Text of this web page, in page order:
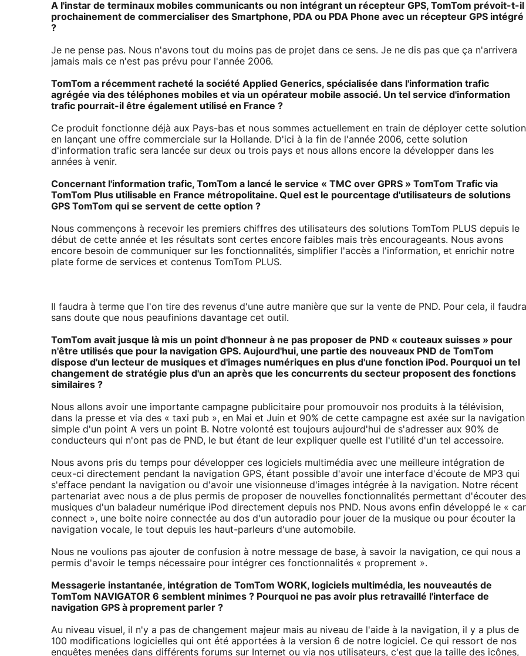
A l'instar de terminaux mobiles communicants ou non intégrant un récepteur GPS, TomTom prévoit-t-il
prochainement de commercialiser des Smartphone, PDA ou PDA Phone avec un récepteur GPS intégré
?
Je ne pense pas. Nous n'avons tout du moins pas de projet dans ce sens. Je ne dis pas que ça n'arrivera
jamais mais ce n'est pas prévu pour l'année 2006.
TomTom a récemment racheté la société Applied Generics, spécialisée dans l'information trafic
agrégée via des téléphones mobiles et via un opérateur mobile associé. Un tel service d'information
trafic pourrait-il être également utilisé en France ?
Ce produit fonctionne déjà aux Pays-bas et nous sommes actuellement en train de déployer cette solution
en lançant une offre commerciale sur la Hollande. D'ici à la fin de l'année 2006, cette solution
d'information trafic sera lancée sur deux ou trois pays et nous allons encore la développer dans les
années à venir.
Concernant l'information trafic, TomTom a lancé le service « TMC over GPRS » TomTom Trafic via
TomTom Plus utilisable en France métropolitaine. Quel est le pourcentage d'utilisateurs de solutions
GPS TomTom qui se servent de cette option ?
Nous commençons à recevoir les premiers chiffres des utilisateurs des solutions TomTom PLUS depuis le
début de cette année et les résultats sont certes encore faibles mais très encourageants. Nous avons
encore besoin de communiquer sur les fonctionnalités, simplifier l'accès a l'information, et enrichir notre
plate forme de services et contenus TomTom PLUS.
Il faudra à terme que l'on tire des revenus d'une autre manière que sur la vente de PND. Pour cela, il faudra
sans doute que nous peaufinions davantage cet outil.
TomTom avait jusque là mis un point d'honneur à ne pas proposer de PND « couteaux suisses » pour
n'être utilisés que pour la navigation GPS. Aujourd'hui, une partie des nouveaux PND de TomTom
dispose d'un lecteur de musiques et d'images numériques en plus d'une fonction iPod. Pourquoi un tel
changement de stratégie plus d'un an après que les concurrents du secteur proposent des fonctions
similaires ?
Nous allons avoir une importante campagne publicitaire pour promouvoir nos produits à la télévision,
dans la presse et via des « taxi pub », en Mai et Juin et 90% de cette campagne est axée sur la navigation
simple d'un point A vers un point B. Notre volonté est toujours aujourd'hui de s'adresser aux 90% de
conducteurs qui n'ont pas de PND, le but étant de leur expliquer quelle est l'utilité d'un tel accessoire.
Nous avons pris du temps pour développer ces logiciels multimédia avec une meilleure intégration de
ceux-ci directement pendant la navigation GPS, étant possible d'avoir une interface d'écoute de MP3 qui
s'efface pendant la navigation ou d'avoir une visionneuse d'images intégrée à la navigation. Notre récent
partenariat avec nous a de plus permis de proposer de nouvelles fonctionnalités permettant d'écouter des
musiques d'un baladeur numérique iPod directement depuis nos PND. Nous avons enfin développé le « car
connect », une boite noire connectée au dos d'un autoradio pour jouer de la musique ou pour écouter la
navigation vocale, le tout depuis les haut-parleurs d'une automobile.
Nous ne voulions pas ajouter de confusion à notre message de base, à savoir la navigation, ce qui nous a
permis d'avoir le temps nécessaire pour intégrer ces fonctionnalités « proprement ».
Messagerie instantanée, intégration de TomTom WORK, logiciels multimédia, les nouveautés de
TomTom NAVIGATOR 6 semblent minimes ? Pourquoi ne pas avoir plus retravaillé l'interface de
navigation GPS à proprement parler ?
Au niveau visuel, il n'y a pas de changement majeur mais au niveau de l'aide à la navigation, il y a plus de
100 modifications logicielles qui ont été apportées à la version 6 de notre logiciel. Ce qui ressort de nos
enquêtes menées dans différents forums sur Internet ou via nos utilisateurs, c'est que la taille des icônes,